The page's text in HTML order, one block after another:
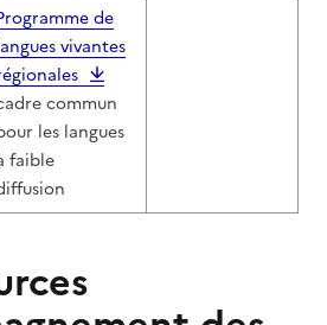
de
vivantes
commun
les langues
faible